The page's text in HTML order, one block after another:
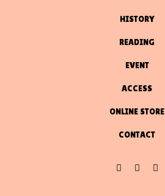
HISTORY
READING
EVENT
ACCESS
ONLINE STORE
CONTACT